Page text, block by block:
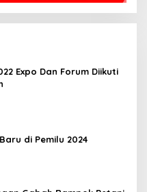
Expo Dan Forum Diikuti
di Pemilu 2024